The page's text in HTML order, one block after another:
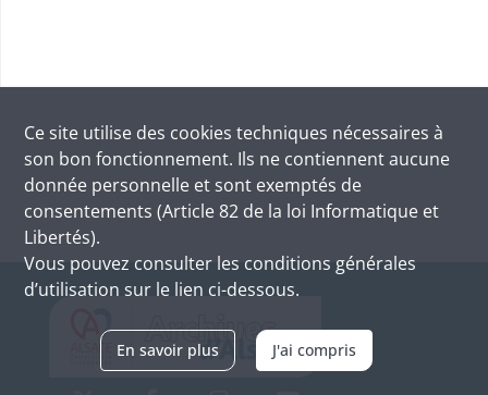
Ce site utilise des cookies techniques nécessaires à
son bon fonctionnement. Ils ne contiennent aucune
donnée personnelle et sont exemptés de
consentements (Article 82 de la loi Informatique et
Libertés).
Vous pouvez consulter les conditions générales
d’utilisation sur le lien ci-dessous.
En savoir plus J'ai compris